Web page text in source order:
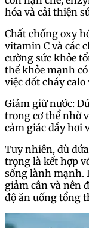
hóa và cải thiện
Chất chống oxy
vitamin C và các
cường sức khỏe
thể khỏe mạnh
việc đốt cháy calo
Giảm giữ nước:
trong cơ thể nhờ
cảm giác đầy hơi
Tuy nhiên, dù
trọng là kết hợp
sống lành mạnh.
giảm cân và nên
độ ăn uống tổng